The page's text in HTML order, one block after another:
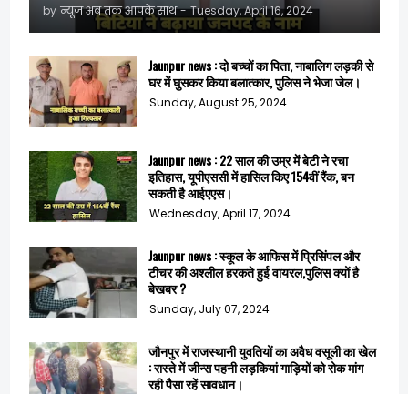
by न्यूज़ अब तक आपके साथ - Tuesday, April 16, 2024
Jaunpur news : दो बच्चों का पिता, नाबालिग लड़की से
घर में घुसकर किया बलात्कार, पुलिस ने भेजा जेल।
Sunday, August 25, 2024
Jaunpur news : 22 साल की उम्र में बेटी ने रचा
इतिहास, यूपीएससी में हासिल किए 154वीं रैंक, बन
सकती है आईएएस।
Wednesday, April 17, 2024
Jaunpur news : स्कूल के आफिस में प्रिसिंपल और
टीचर की अश्लील हरकते हुई वायरल,पुलिस क्यों है
बेखबर ?
Sunday, July 07, 2024
जौनपुर में राजस्थानी युवतियों का अवैध वसूली का खेल
: रास्ते में जीन्स पहनी लड़कियां गाड़ियों को रोक मांग
रही पैसा रहें सावधान।